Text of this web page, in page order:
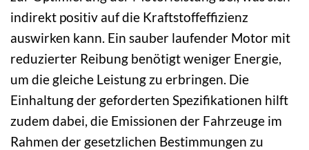
indirekt positiv auf die Kraftstoffeffizienz
auswirken kann. Ein sauber laufender Motor mit
reduzierter Reibung benötigt weniger Energie,
um die gleiche Leistung zu erbringen. Die
Einhaltung der geforderten Spezifikationen hilft
zudem dabei, die Emissionen der Fahrzeuge im
Rahmen der gesetzlichen Bestimmungen zu